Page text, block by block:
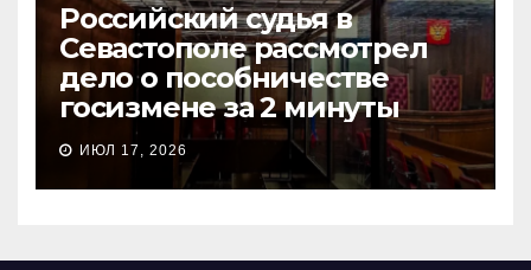
Российский судья в
Севастополе рассмотрел
дело о пособничестве
госизмене за 2 минуты
ИЮЛ 17, 2026